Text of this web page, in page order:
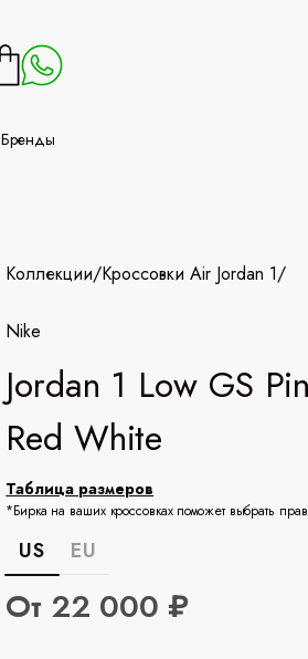
Бренды
Коллекции/Кроссовки Air Jordan 1/
Nike
Jordan 1 Low GS
Red White
Таблица размеров
*Бирка на ваших кроссовках поможет выбрать
US EU
От 22 000 ₽